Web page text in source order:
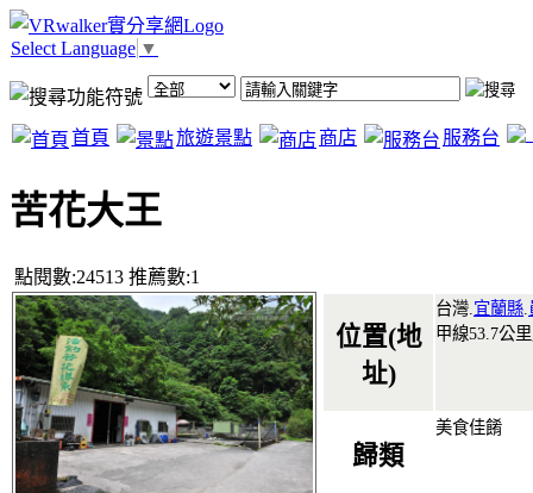
Select Language ▼
首頁 旅遊景點 商店 服務台
苦花大王
點閱數:24513 推薦數:1
位置(地
址)
台灣. 宜蘭縣
甲線53.7公
歸類
美食佳餚